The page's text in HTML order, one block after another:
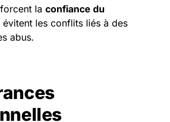
la confiance du
évitent les conflits liés à des
abus.